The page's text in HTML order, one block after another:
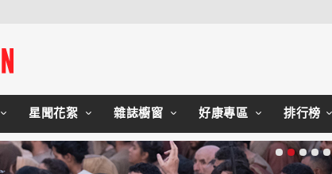
星聞花絮 雜誌櫥窗 好康專區 排行榜